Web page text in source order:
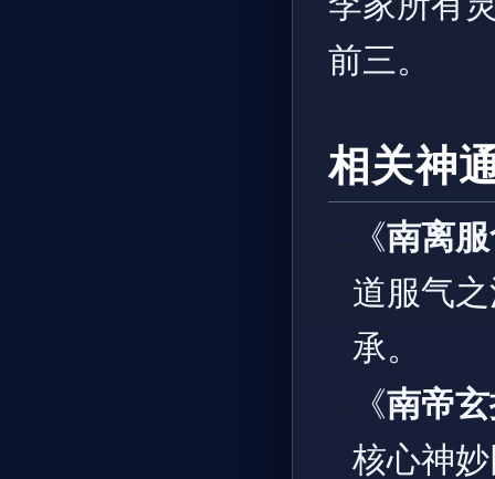
前三。
相关神
《南离
道服气
承。
《南帝
核心神